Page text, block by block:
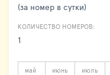
(за номер в сутки)
КОЛИЧЕСТВО НОМЕРОВ:
1
май июнь июль